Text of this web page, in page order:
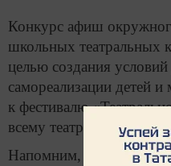
Конкурс афиш
школьных театральных
целью создания
самореализации детей
к фестивалю
всему театральному
Напомним, в